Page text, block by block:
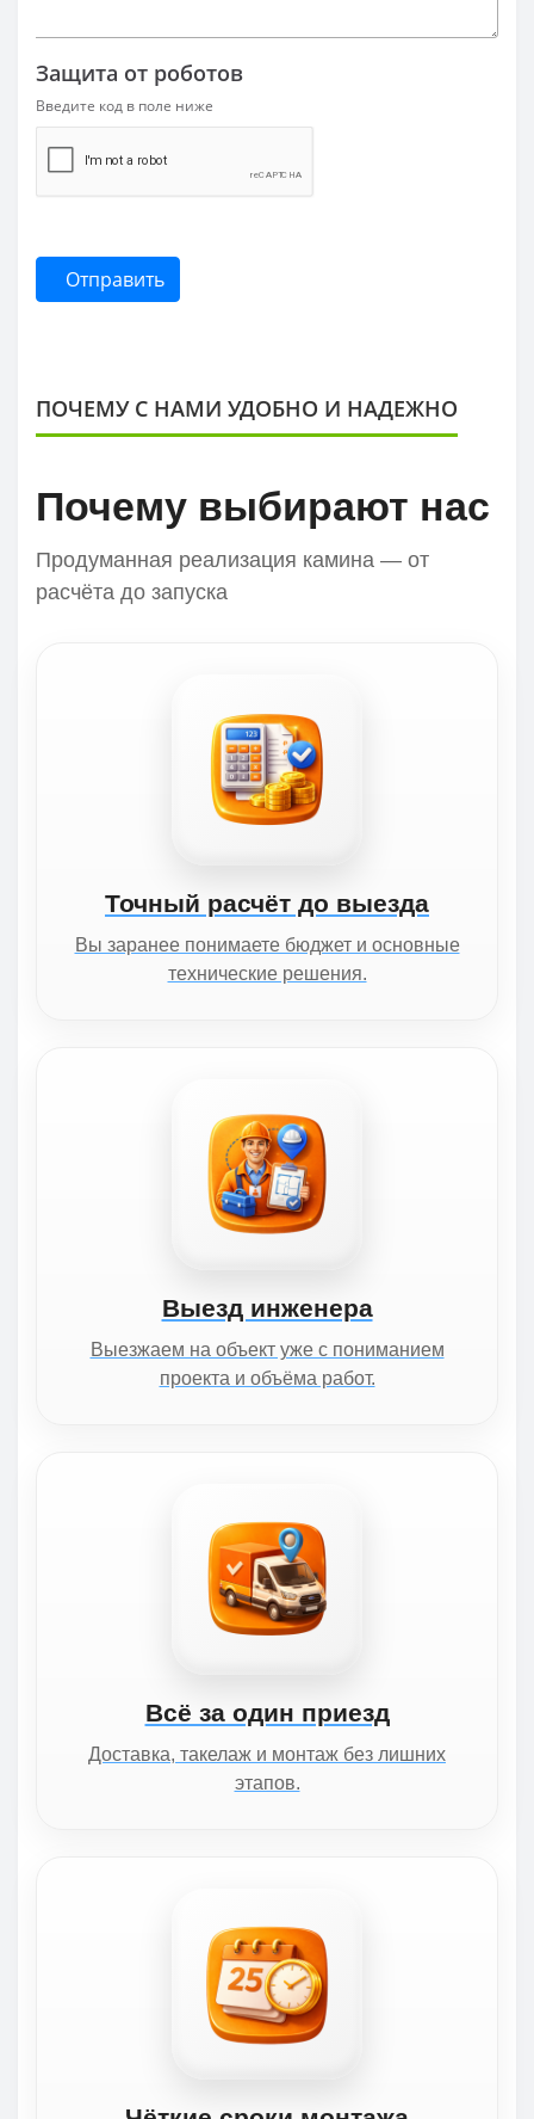
Защита от роботов
Введите код в поле ниже
Отправить
ПОЧЕМУ С НАМИ УДОБНО И НАДЕЖНО
Почему выбирают нас
Продуманная реализация камина — от
расчёта до запуска
Точный расчёт до выезда
Вы заранее понимаете бюджет и основные
технические решения.
Выезд инженера
Выезжаем на объект уже с пониманием
проекта и объёма работ.
Всё за один приезд
Доставка, такелаж и монтаж без лишних
этапов.